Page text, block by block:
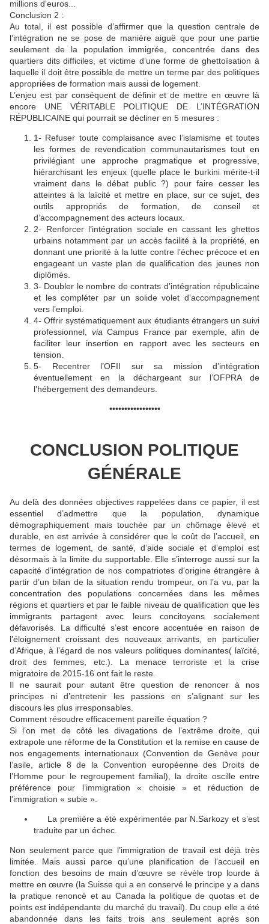
millions d'euros...
Conclusion 2 :
Au total, il est possible d’affirmer que la question centrale de
l’intégration ne se pose de manière aiguë que pour une partie
seulement de la population immigrée, concentrée dans des
quartiers dits difficiles, et victime d’une forme de ghettoïsation à
laquelle il doit être possible de mettre un terme par des politiques
appropriées de formation mais aussi de logement.
L’enjeu est par conséquent de définir et de mettre en œuvre là
encore UNE VÉRITABLE POLITIQUE DE L’INTÉGRATION
RÉPUBLICAINE qui pourrait se décliner en 5 mesures :
1- Refuser toute complaisance avec l’islamisme et toutes
les formes de revendication communautarismes tout en
privilégiant une approche pragmatique et progressive,
hiérarchisant les enjeux (quelle place le burkini mérite-t-il
vraiment dans le débat public ?) pour faire cesser les
atteintes à la laïcité et mettre en place, sur ce sujet, des
outils appropriés de formation, de conseil et
d’accompagnement des acteurs locaux.
2- Renforcer l’intégration sociale en cassant les ghettos
urbains notamment par un accès facilité à la propriété, en
donnant une priorité à la lutte contre l’échec précoce et en
engageant un vaste plan de qualification des jeunes non
diplômés.
3- Doubler le nombre de contrats d’intégration républicaine
et les compléter par un solide volet d’accompagnement
vers l’emploi.
4- Offrir systématiquement aux étudiants étrangers un suivi
professionnel, via Campus France par exemple, afin de
faciliter leur insertion en rapport avec les secteurs en
tension.
5- Recentrer l’OFII sur sa mission d’intégration
éventuellement en la déchargeant sur l’OFPRA de
l’hébergement des demandeurs.
•••••••••••••••••
CONCLUSION POLITIQUE
GÉNÉRALE
Au delà des données objectives rappelées dans ce papier, il est
essentiel d’admettre que la population, dynamique
démographiquement mais touchée par un chômage élevé et
durable, en est arrivée à considérer que le coût de l’accueil, en
termes de logement, de santé, d’aide sociale et d’emploi est
désormais à la limite du supportable. Elle s’interroge aussi sur la
capacité d’intégration de nos compatriotes d’origine étrangère à
partir d’un bilan de la situation rendu trompeur, on l’a vu, par la
concentration des populations concernées dans les mêmes
régions et quartiers et par le faible niveau de qualification que les
immigrants partagent avec leurs concitoyens socialement
défavorisés. La difficulté s’est encore accentuée en raison de
l’éloignement croissant des nouveaux arrivants, en particulier
d’Afrique, à l’égard de nos valeurs politiques dominantes( laïcité,
droit des femmes, etc.). La menace terroriste et la crise
migratoire de 2015-16 ont fait le reste.
Il ne saurait pour autant être question de renoncer à nos
principes ni d’entretenir les passions en s’alignant sur les
discours les plus irresponsables.
Comment résoudre efficacement pareille équation ?
Si l’on met de côté les divagations de l’extrême droite, qui
extrapole une réforme de la Constitution et la remise en cause de
nos engagements internationaux (Convention de Genève pour
l’asile, article 8 de la Convention européenne des Droits de
l’Homme pour le regroupement familial), la droite oscille entre
préférence pour l’immigration « choisie » et réduction de
l’immigration « subie ».
La première a été expérimentée par N.Sarkozy et s’est
traduite par un échec.
Non seulement parce que l’immigration de travail est déjà très
limitée. Mais aussi parce qu’une planification de l’accueil en
fonction des besoins de main d’œuvre se révèle trop lourde à
mettre en œuvre (la Suisse qui a en conservé le principe y a dans
la pratique renoncé et au Canada la politique de quotas et de
points est indépendante du marché du travail). Du coup elle a été
abandonnée dans les faits trois ans seulement après son